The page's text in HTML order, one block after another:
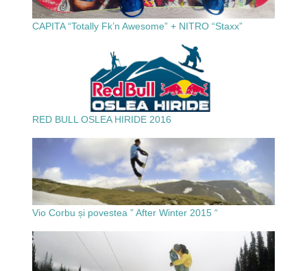
CAPITA “Totally Fk’n Awesome” + NITRO “Staxx”
RED BULL OSLEA HIRIDE 2016
Vio Corbu și povestea ” After Winter 2015 “